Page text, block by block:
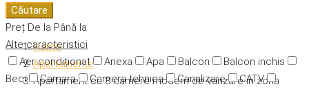
Căutare
Preț De la Până la
Alte caracteristici
Aer condiționat
Anexa Apa Balcon
Balcon inchis
Beci
Camara Camera tehnica Canalizare
CATV
Home
Apartamente
Apartament cu 3 camere modern de vanzare in zona